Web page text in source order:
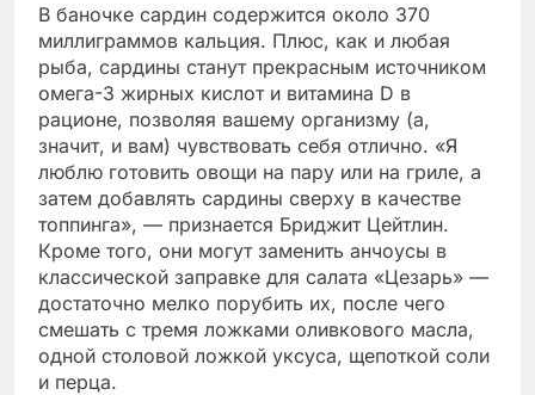
В баночке сардин содержится около 370
миллиграммов кальция. Плюс, как и любая
рыба, сардины станут прекрасным источником
омега-3 жирных кислот и витамина D в
рационе, позволяя вашему организму (а,
значит, и вам) чувствовать себя отлично. «Я
люблю готовить овощи на пару или на гриле, а
затем добавлять сардины сверху в качестве
топпинга», — признается Бриджит Цейтлин.
Кроме того, они могут заменить анчоусы в
классической заправке для салата «Цезарь» —
достаточно мелко порубить их, после чего
смешать с тремя ложками оливкового масла,
одной столовой ложкой уксуса, щепоткой соли
и перца.